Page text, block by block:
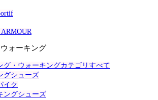
ォーキング
グ・ウォーキングカテゴリすべて
グシューズ
イク
ングシューズ